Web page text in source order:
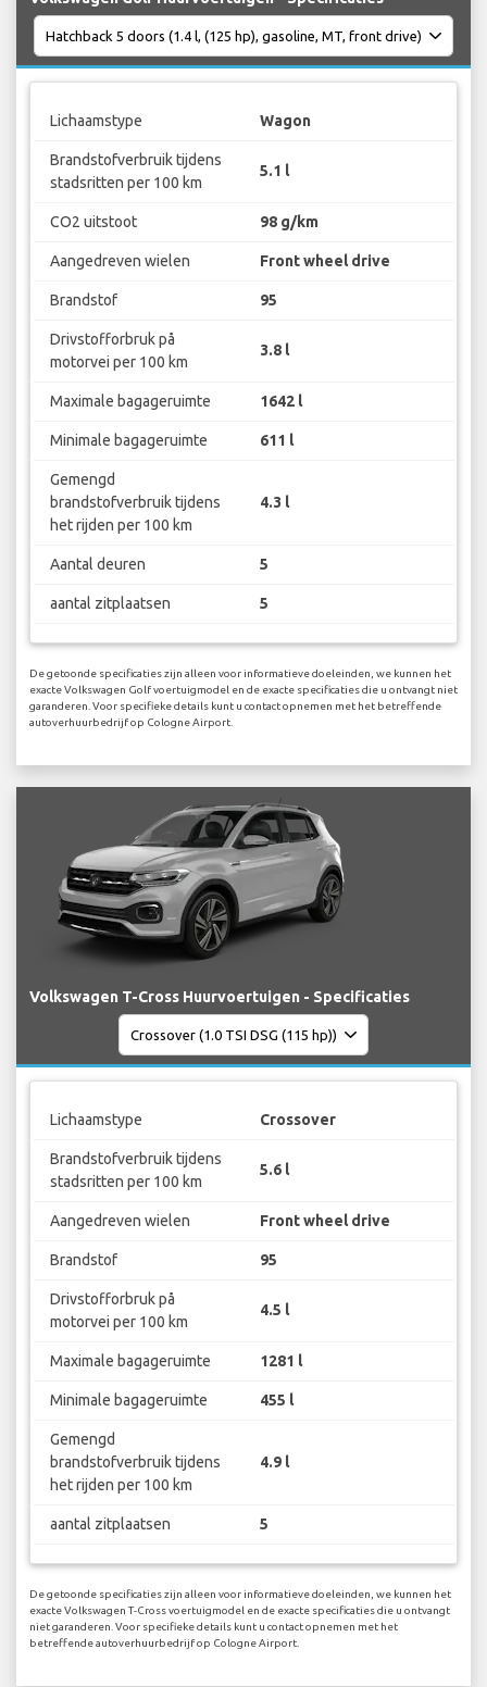
Lichaamstype Wagon
Brandstofverbruik tijdens
stadsritten per 100 km
5.1 l
CO2 uitstoot 98 g/km
Aangedreven wielen Front wheel drive
Brandstof 95
Drivstofforbruk på
motorvei per 100 km
3.8 l
Maximale bagageruimte 1642 l
Minimale bagageruimte 611 l
Gemengd
brandstofverbruik tijdens
het rijden per 100 km
4.3 l
Aantal deuren 5
aantal zitplaatsen 5
De getoonde specificaties zijn alleen voor informatieve doeleinden, we kunnen het
exacte Volkswagen Golf voertuigmodel en de exacte specificaties die u ontvangt niet
garanderen. Voor specifieke details kunt u contact opnemen met het betreffende
autoverhuurbedrijf op Cologne Airport.
Volkswagen T-Cross Huurvoertuigen - Specificaties
Lichaamstype Crossover
Brandstofverbruik tijdens
stadsritten per 100 km
5.6 l
Aangedreven wielen Front wheel drive
Brandstof 95
Drivstofforbruk på
motorvei per 100 km
4.5 l
Maximale bagageruimte 1281 l
Minimale bagageruimte 455 l
Gemengd
brandstofverbruik tijdens
het rijden per 100 km
4.9 l
aantal zitplaatsen 5
De getoonde specificaties zijn alleen voor informatieve doeleinden, we kunnen het
exacte Volkswagen T-Cross voertuigmodel en de exacte specificaties die u ontvangt
niet garanderen. Voor specifieke details kunt u contact opnemen met het
betreffende autoverhuurbedrijf op Cologne Airport.